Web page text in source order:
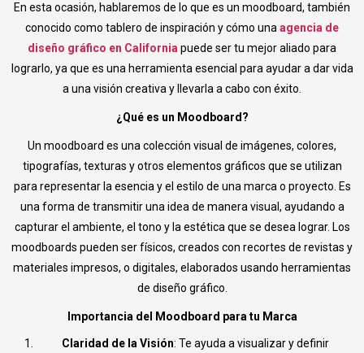
En esta ocasión, hablaremos de lo que es un moodboard, también
conocido como tablero de inspiración y cómo unaagencia de
diseño gráfico en Californiapuede ser tu mejor aliado para
lograrlo, ya que es una herramienta esencial para ayudar a dar vida
a una visión creativa y llevarla a cabo con éxito.
¿Qué es un Moodboard?
Un moodboard es una colección visual de imágenes, colores,
tipografías, texturas y otros elementos gráficos que se utilizan
para representar la esencia y el estilo de una marca o proyecto. Es
una forma de transmitir una idea de manera visual, ayudando a
capturar el ambiente, el tono y la estética que se desea lograr. Los
moodboards pueden ser físicos, creados con recortes de revistas y
materiales impresos, o digitales, elaborados usando herramientas
de diseño gráfico.
Importancia del Moodboard para tu Marca
Claridad de la Visión: Te ayuda a visualizar y definir